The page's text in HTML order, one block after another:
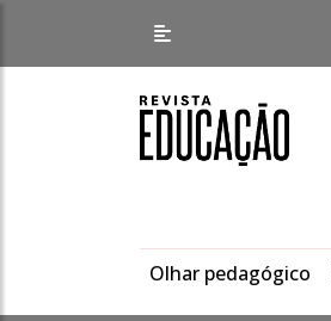
Olhar pedagógico